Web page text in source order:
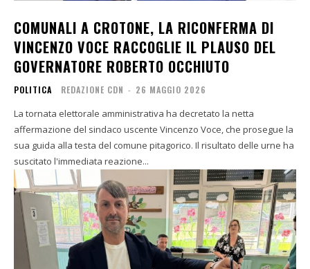
COMUNALI A CROTONE, LA RICONFERMA DI
VINCENZO VOCE RACCOGLIE IL PLAUSO DEL
GOVERNATORE ROBERTO OCCHIUTO
POLITICA REDAZIONE CDN - 26 MAGGIO 2026
La tornata elettorale amministrativa ha decretato la netta
affermazione del sindaco uscente Vincenzo Voce, che prosegue la
sua guida alla testa del comune pitagorico. Il risultato delle urne ha
suscitato l'immediata reazione...